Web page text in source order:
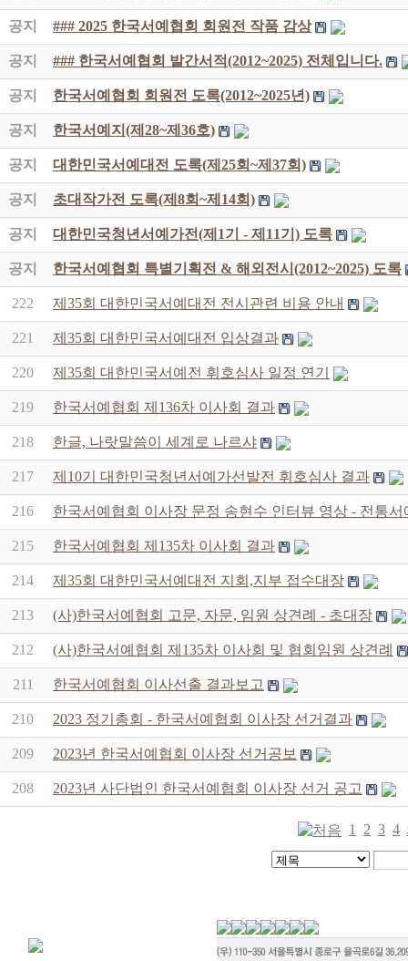
공지 ### 2025 한국서예협회 회원전 작품 감상
공지 ### 한국서예협회 발간서적(2012~2025) 전체입니다.
공지 한국서예협회 회원전 도록(2012~2025년)
공지 한국서예지(제28~제36호)
공지 대한민국서예대전 도록(제25회~제37회)
공지 초대작가전 도록(제8회~제14회)
공지 대한민국청년서예가전(제1기 - 제11기) 도록
공지 한국서예협회 특별기획전 & 해외전시(2012~2025) 도록
222 제35회 대한민국서예대전 전시관련 비용 안내
221 제35회 대한민국서예대전 입상결과
220 제35회 대한민국서예전 휘호심사 일정 연기
219 한국서예협회 제136차 이사회 결과
218 한글, 나랏말씀이 세계로 나르샤
217 제10기 대한민국청년서예가선발전 휘호심사 결과
216 한국서예협회 이사장 문정 송현수 인터뷰 영상 - 전통
215 한국서예협회 제135차 이사회 결과
214 제35회 대한민국서예대전 지회,지부 접수대장
213 (사)한국서예협회 고문, 자문, 임원 상견례 - 초대장
212 (사)한국서예협회 제135차 이사회 및 협회임원 상견례
211 한국서예협회 이사선출 결과보고
210 2023 정기총회 - 한국서예협회 이사장 선거결과
209 2023년 한국서예협회 이사장 선거공보
208 2023년 사단법인 한국서예협회 이사장 선거 공고
1 2 3 4